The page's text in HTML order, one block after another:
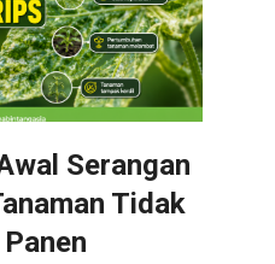
Serangan
Tidak